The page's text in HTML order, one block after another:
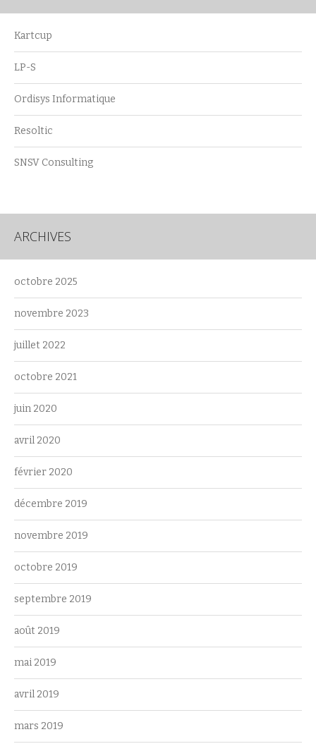
Kartcup
LP-S
Ordisys Informatique
Resoltic
SNSV Consulting
ARCHIVES
octobre 2025
novembre 2023
juillet 2022
octobre 2021
juin 2020
avril 2020
février 2020
décembre 2019
novembre 2019
octobre 2019
septembre 2019
août 2019
mai 2019
avril 2019
mars 2019